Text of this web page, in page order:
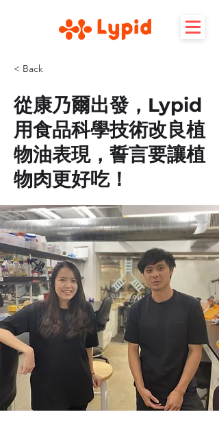
< Back
從康乃爾出發，Lypid
用食品科學技術改良植
物油表現，誓言要讓植
物肉更好吃！